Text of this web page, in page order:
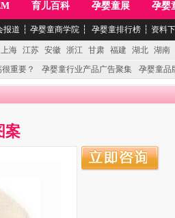
育儿百科 孕婴童展 孕婴
报道 ┆ 孕婴童商学院 ┆ 孕婴童排行榜 ┆ 资料
上海 江苏 安徽 浙江 甘肃 福建 湖北 湖南
重要？ 孕婴童行业产品广告聚集 孕婴童品
案